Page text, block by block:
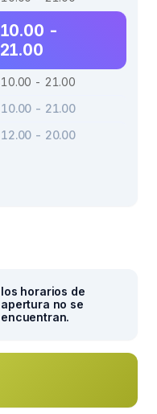
10.00 -
21.00
10.00 - 21.00
10.00 - 21.00
12.00 - 20.00
los horarios de
apertura no se
encuentran.